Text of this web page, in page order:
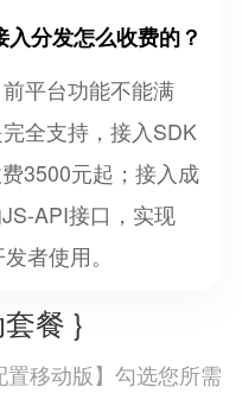
分发怎么收费的？
平台功能不能满
全支持，接入SDK
3500元起；接入成
API接口，实现
者使用。
餐 }
移动版】勾选您所需